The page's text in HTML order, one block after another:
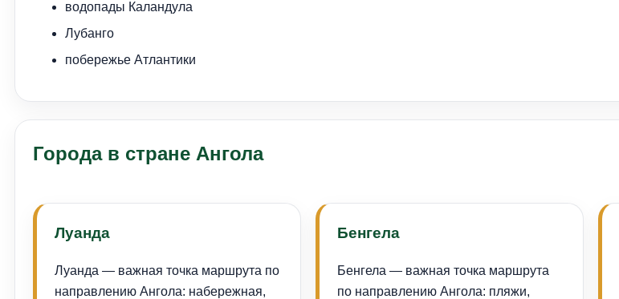
водопады Каландула
Лубанго
побережье Атлантики
Города в стране Ангола
Луанда
Луанда — важная точка маршрута по
направлению Ангола: набережная,
Бенгела
Бенгела — важная точка маршрута
по направлению Ангола: пляжи,